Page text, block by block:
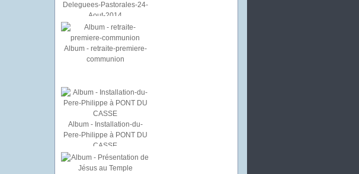
Deleguees-Pastorales-24-
Aout-2014
Album - retraite-premiere-
communion
Album - Installation-du-
Pere-Philippe à PONT DU
CASSE